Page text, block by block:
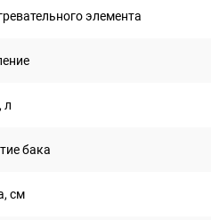
элемента
л
бака
см